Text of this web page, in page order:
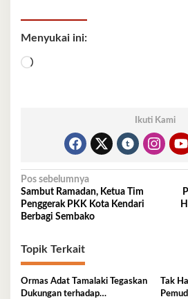
Menyukai ini:
Memuat...
Ikuti Kami
Navigasi
pos
Pos sebelumnya
Sambut Ramadan, Ketua Tim
Penggerak PKK Kota Kendari
Berbagi Sembako
Topik Terkait
Ormas Adat Tamalaki Tegaskan
Dukungan terhadap
Tak